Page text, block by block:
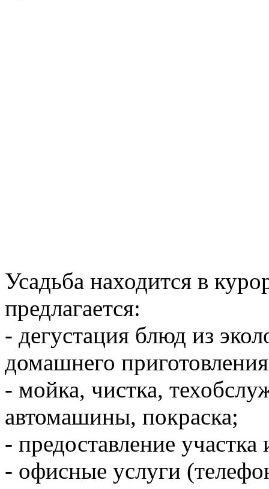
Усадьба находится в
предлагается:
- дегустация блюд из
домашнего
- мойка, чистка,
автомашины, покраска;
- предоставление
- офисные услуги